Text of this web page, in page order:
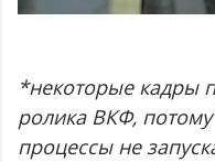
*некоторые кадры
ролика ВКФ,
процессы не